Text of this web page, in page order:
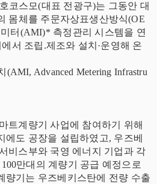
코스모(대표 전광구)는 그동안 대
몸체를 주문자상표생산방식(OE
터(AMI)* 측정관리 시스템을 연
서 조립.제조와 설치·운영해 온
(AMI, Advanced Metering Infrastru
트계량기 사업에 참여하기 위해
에도 공장을 설립하였고, 우즈베
비스부와 국영 에너지 기업과 각
만대의 계량기 공급 예정으로
량기는 우즈베키스탄에 전량 수출